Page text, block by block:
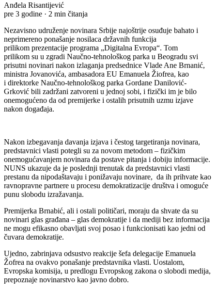
Anđela Risantijević
pre 3 godine · 2 min čitanja
Nezavisno udruženje novinara Srbije najoštrije osuđuje bahato i
neprimereno ponašanje nosilaca državnih funkcija
prilikom prezentacije programa „Digitalna Evropa“. Tom
prilikom su u zgradi Naučno-tehnološkog parka u Beogradu svi
prisutni novinari nakon izlaganja predsednice Vlade Ane Brnanić,
ministra Jovanovića, ambasadora EU Emanuela Žiofrea, kao
i direktorke Naučno-tehnološkog parka Gordane Danilović-
Grković bili zadržani zatvoreni u jednoj sobi, i fizički im je bilo
onemogućeno da od premijerke i ostalih prisutnih uzmu izjave
nakon događaja.
Nakon izbegavanja davanja izjava i čestog targetiranja novinara,
predstavnici vlasti potegli su za novom metodom – fizičkim
onemogućavanjem novinara da postave pitanja i dobiju informacije.
NUNS ukazuje da je poslednji trenutak da predstavnici vlasti
prestanu da nipodaštavaju i ponižavaju novinare, da ih prihvate kao
ravnopravne partnere u procesu demokratizacije društva i omoguće
punu slobodu izražavanja.
Premijerka Brnabić, ali i ostali političari, moraju da shvate da su
novinari glas građana – glas demokratije i da mediji bez informacija
ne mogu efikasno obavljati svoj posao i funkcionisati kao jedni od
čuvara demokratije.
Ujedno, zabrinjava odsustvo reakcije šefa delegacije Emanuela
Žofrea na ovakvo ponašanje predstavnika vlasti. Uostalom,
Evropska komisija, u predlogu Evropskog zakona o slobodi medija,
prepoznaje novinarstvo kao javno dobro.